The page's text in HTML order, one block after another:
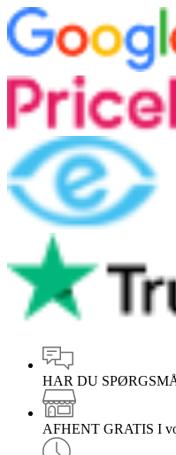
HAR DU
AFHENT GRATIS I